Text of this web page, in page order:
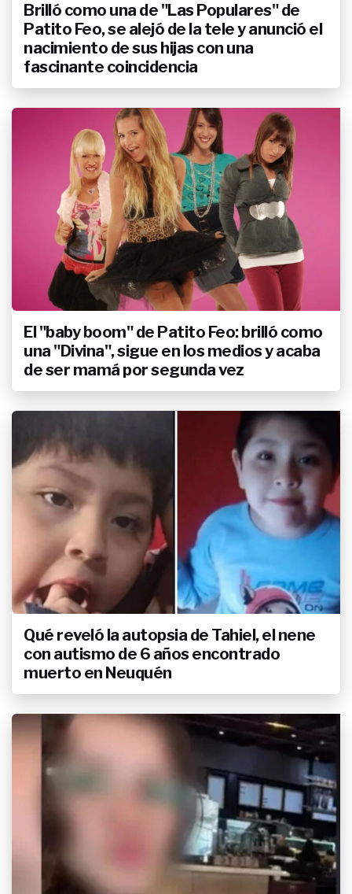
Brilló como una de "Las Populares" de
Patito Feo, se alejó de la tele y anunció el
nacimiento de sus hijas con una
fascinante coincidencia
El "baby boom" de Patito Feo: brilló como
una "Divina", sigue en los medios y acaba
de ser mamá por segunda vez
Qué reveló la autopsia de Tahiel, el nene
con autismo de 6 años encontrado
muerto en Neuquén